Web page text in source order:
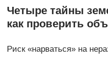
Четыре тайны
как проверить
Риск «нарваться» на